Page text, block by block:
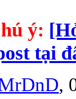
ý:
tại
,